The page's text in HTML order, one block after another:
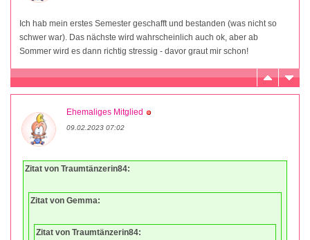
Ich hab mein erstes Semester geschafft und bestanden (was nicht so
schwer war). Das nächste wird wahrscheinlich auch ok, aber ab
Sommer wird es dann richtig stressig - davor graut mir schon!
Ehemaliges Mitglied
09.02.2023 07:02
Zitat von Traumtänzerin84:
Zitat von Gemma:
Zitat von Traumtänzerin84: